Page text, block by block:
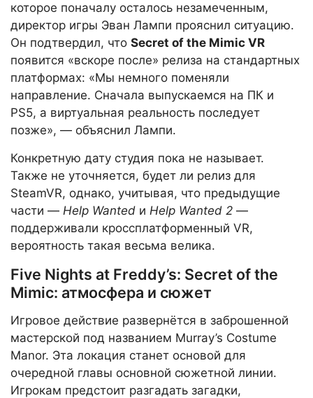
которое поначалу осталось незамеченным,
директор игры Эван Лампи прояснил ситуацию.
Он подтвердил, что Secret of the Mimic VR
появится «вскоре после» релиза на стандартных
платформах: «Мы немного поменяли
направление. Сначала выпускаемся на ПК и
PS5, а виртуальная реальность последует
позже», — объяснил Лампи.
Конкретную дату студия пока не называет.
Также не уточняется, будет ли релиз для
SteamVR, однако, учитывая, что предыдущие
части — Help Wanted и Help Wanted 2 —
поддерживали кроссплатформенный VR,
вероятность такая весьма велика.
Five Nights at Freddy’s: Secret of the
Mimic: атмосфера и сюжет
Игровое действие развернётся в заброшенной
мастерской под названием Murray’s Costume
Manor. Эта локация станет основой для
очередной главы основной сюжетной линии.
Игрокам предстоит разгадать загадки,